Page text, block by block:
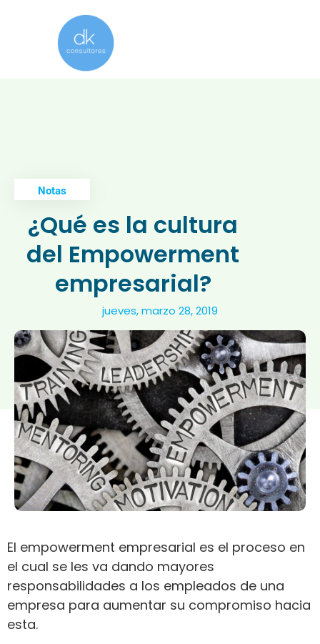
Notas
¿Qué es la cultura
del Empowerment
empresarial?
jueves, marzo 28, 2019
El empowerment empresarial es el proceso en
el cual se les va dando mayores
responsabilidades a los empleados de una
empresa para aumentar su compromiso hacia
esta.